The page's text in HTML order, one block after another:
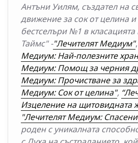
Антъни Уилям, създател на
движение за сок от целина и
бестселъри №1 в
Таймс" -"Лечителят Медиум",
Медиум: Най-полезните
Медиум: Помощ за черния
Медиум: Прочистване за
Медиум: Сок от целина",
Изцеление на щитовидната
"Лечителят Медиум:
роден с уникалната